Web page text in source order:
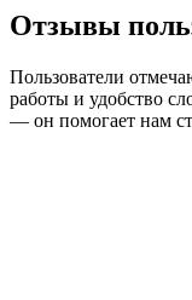
Отзывы
Пользователи
работы и удобство
— он помогает нам